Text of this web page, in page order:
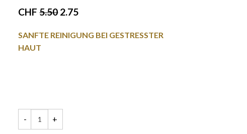
CHF5.502.75
SANFTE REINIGUNG BEI GESTRESSTER
HAUT